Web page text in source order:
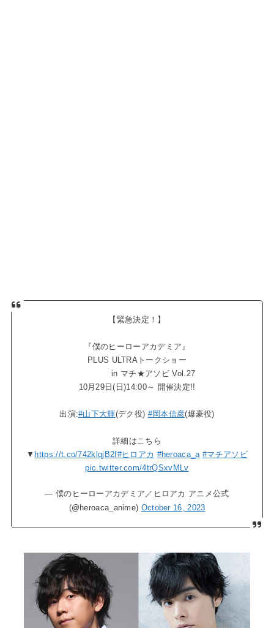
【緊急決定！】
『僕のヒーローアカデミア』
PLUS ULTRAトークショー
in マチ★アソビ Vol.27
10月29日(日)14:00～ 開催決定!!
出演:#山下大輝(デク役) #岡本信彦(爆豪役)
詳細はこちら
▼ https://t.co/742klqjB2f#ヒロアカ #heroaca_a #マチアソビ
pic.twitter.com/4trQSxvMLv
— 僕のヒーローアカデミア／ヒロアカ アニメ公式
(@heroaca_anime) October 16, 2023